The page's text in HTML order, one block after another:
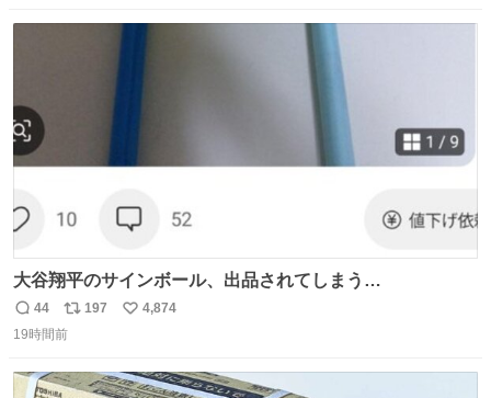
大谷翔平のサインボール、出品されてしまう…
返
信
44
リ
ポ
ト
197
い
数
4,874
19時間前